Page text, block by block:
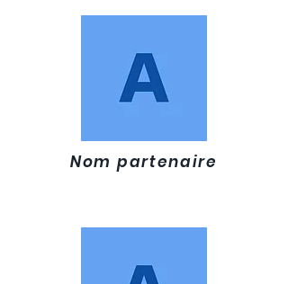
Nom partenaire